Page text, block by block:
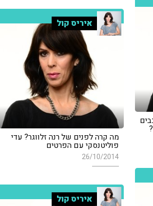
איריס קול
מה קרה לפנים של רנה זלווגר? עדי
פוליטנסקי עם הפרטים
26/10/2014
איריס קול